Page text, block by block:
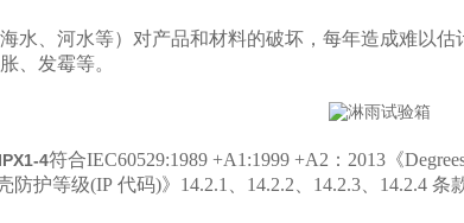
水、河水等）对产品和材料的破坏，每年造成难以
、发霉等。
4符合IEC60529:1989 +A1:1999 +A2：2013《
防护等级(IP 代码)》 14.2.1 14.2.2 14.2.3 14.2.4 条